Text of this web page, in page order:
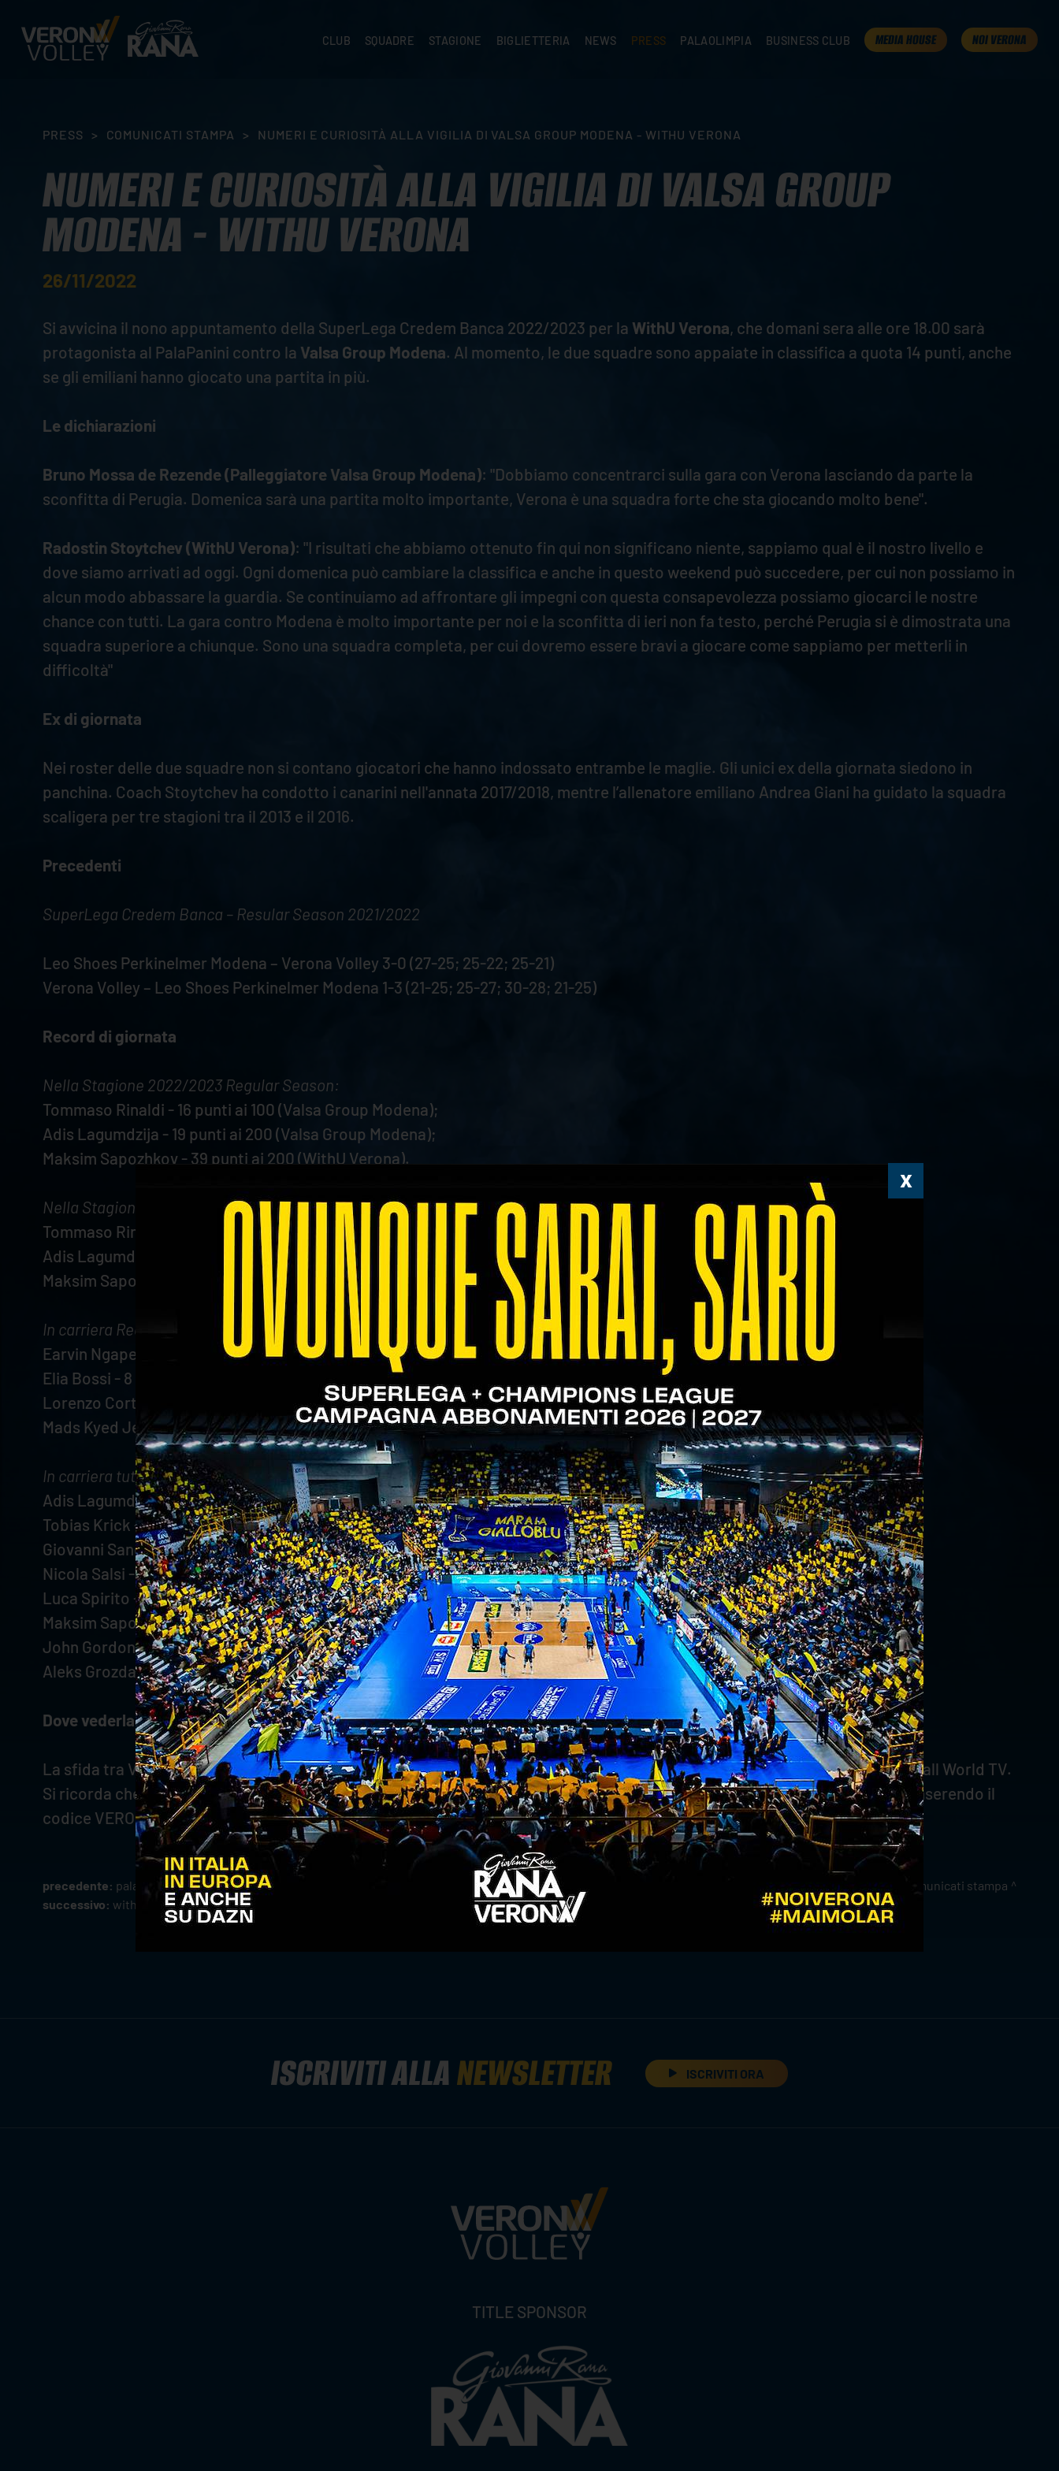
CLUB
CONTATTACI
SQUADRE
SETTORE GIOVANILE
MINIVOLLEY
STAGIONE
CAMP
BIGLIETTERIA NEWS PRESS PALAOLIMPIA
KIDS ROOM
BUSINESS CLUB MEDIA HOUSE NOI VERONA
PRESS > COMUNICATI STAMPA > NUMERI E CURIOSITÀ ALLA VIGILIA DI VALSA GROUP MODENA - WITHU VERONA
NUMERI E CURIOSITÀ ALLA VIGILIA DI VALSA GROUP
MODENA - WITHU VERONA
26/11/2022
Si avvicina il nono appuntamento della SuperLega Credem Banca 2022/2023 per la WithU Verona, che domani sera alle ore 18.00 sarà
protagonista al PalaPanini contro la Valsa Group Modena. Al momento, le due squadre sono appaiate in classifica a quota 14 punti, anche
se gli emiliani hanno giocato una partita in più.
Le dichiarazioni
Bruno Mossa de Rezende (Palleggiatore Valsa Group Modena): "Dobbiamo concentrarci sulla gara con Verona lasciando da parte la
sconfitta di Perugia. Domenica sarà una partita molto importante, Verona è una squadra forte che sta giocando molto bene".
Radostin Stoytchev (WithU Verona): "I risultati che abbiamo ottenuto fin qui non significano niente, sappiamo qual è il nostro livello e
dove siamo arrivati ad oggi. Ogni domenica può cambiare la classifica e anche in questo weekend può succedere, per cui non possiamo in
alcun modo abbassare la guardia. Se continuiamo ad affrontare gli impegni con questa consapevolezza possiamo giocarci le nostre
chance con tutti. La gara contro Modena è molto importante per noi e la sconfitta di ieri non fa testo, perché Perugia si è dimostrata una
squadra superiore a chiunque. Sono una squadra completa, per cui dovremo essere bravi a giocare come sappiamo per metterli in
difficoltà"
Ex di giornata
Nei roster delle due squadre non si contano giocatori che hanno indossato entrambe le maglie. Gli unici ex della giornata siedono in
panchina. Coach Stoytchev ha condotto i canarini nell'annata 2017/2018, mentre l’allenatore emiliano Andrea Giani ha guidato la squadra
scaligera per tre stagioni tra il 2013 e il 2016.
Precedenti
SuperLega Credem Banca – Resular Season 2021/2022
Leo Shoes Perkinelmer Modena – Verona Volley 3-0 (27-25; 25-22; 25-21)
Verona Volley – Leo Shoes Perkinelmer Modena 1-3 (21-25; 25-27; 30-28; 21-25)
Record di giornata
Nella Stagione 2022/2023 Regular Season:
Tommaso Rinaldi - 16 punti ai 100 (Valsa Group Modena);
Adis Lagumdzija - 19 punti ai 200 (Valsa Group Modena);
Maksim Sapozhkov - 39 punti ai 200 (WithU Verona).
Nella Stagione 2022/2023 tutte le competizioni:
Tommaso Rinaldi - 16 punti ai 100 (Valsa Group Modena);
Adis Lagumdzija - 19 punti ai 200 (Valsa Group Modena);
Maksim Sapozhkov - 39 punti ai 200 (WithU Verona).
In carriera Regular Season:
Earvin Ngapeth - 4 punti ai 2500 (Valsa Group Modena);
Elia Bossi - 8 attacchi vincenti ai 500 (Valsa Group Modena);
Lorenzo Cortesia - 2 muri vincenti ai 200 (WithU Verona);
Mads Kyed Jensen - 38 punti ai 500 (WithU Verona).
In carriera tutte le competizioni:
Adis Lagumdzija - 1 muri vincenti ai 100 (Valsa Group Modena);
Tobias Krick - 2 punti ai 300 (Valsa Group Modena);
Giovanni Sanguinetti - 29 punti ai 100 (Valsa Group Modena);
Nicola Salsi - 33 punti ai 200 (Valsa Group Modena);
Luca Spirito - 24 punti ai 500 (WithU Verona);
Maksim Sapozhkov - 39 punti ai 200 (WithU Verona);
John Gordon Perrin - 6 punti ai 400 (WithU Verona);
Aleks Grozdanov - 8 punti ai 600 (WithU Verona).
Dove vederla in tv
La sfida tra Valsa Group Modena e WithU Verona sarà trasmessa in diretta e in esclusiva sulla piattaforma streaming Volleyball World TV.
Si ricorda che i tifosi gialloblù possono sottoscrivere il proprio abbonamento al portale, usufruendo di uno sconto del 10% inserendo il
codice VERONA10 al momento del pagamento.
precedente: palapanini avverso per la withu verona: modena passa 3 a 1
successivo: withu verona verso la valsa group modena: le parole di stoytchev e jensen
comunicati stampa
ISCRIVITI ALLANEWSLETTER ISCRIVITI ORA
TITLE SPONSOR